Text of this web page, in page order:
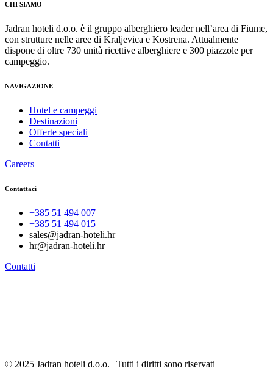
CHI SIAMO
Jadran hoteli d.o.o. è il gruppo alberghiero leader nell’area di Fiume,
con strutture nelle aree di Kraljevica e Kostrena. Attualmente
dispone di oltre 730 unità ricettive alberghiere e 300 piazzole per
campeggio.
NAVIGAZIONE
Hotel e campeggi
Destinazioni
Offerte speciali
Contatti
Careers
Contattaci
+385 51 494 007
+385 51 494 015
sales@jadran-hoteli.hr
hr@jadran-hoteli.hr
Contatti
© 2025 Jadran hoteli d.o.o. | Tutti i diritti sono riservati